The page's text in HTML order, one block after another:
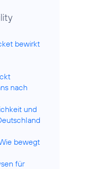
bewirkt
nach
und
bewegt
für